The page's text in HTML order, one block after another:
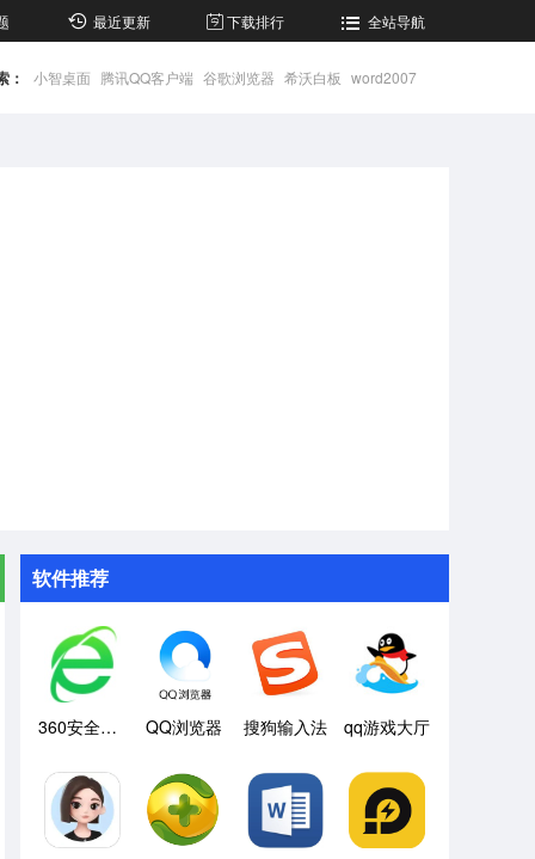
最近更新 下载排行 全站导航
： 小智桌面 腾讯QQ客户端 谷歌浏览器 希沃白板 word2007
软件推荐
360安全浏览器 QQ浏览器 搜狗输入法 qq游戏大厅